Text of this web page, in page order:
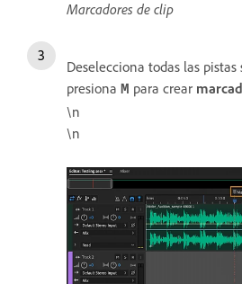
Marcadores de clip
Deselecciona todas las pistas
presiona M para crear
\n
\n